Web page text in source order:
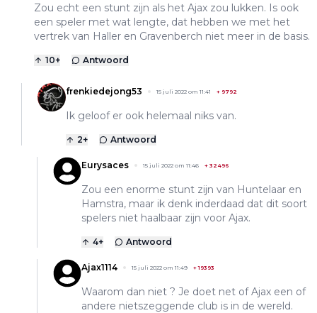
Zou echt een stunt zijn als het Ajax zou lukken. Is ook
een speler met wat lengte, dat hebben we met het
vertrek van Haller en Gravenberch niet meer in de basis.
10+ Antwoord
frenkiedejong53 15 juli 2022 om 11:41 + 9792
Ik geloof er ook helemaal niks van.
2+ Antwoord
Eurysaces 15 juli 2022 om 11:46 + 32496
Zou een enorme stunt zijn van Huntelaar en
Hamstra, maar ik denk inderdaad dat dit soort
spelers niet haalbaar zijn voor Ajax.
4+ Antwoord
Ajax1114 15 juli 2022 om 11:49 +19393
Waarom dan niet ? Je doet net of Ajax een of
andere nietszeggende club is in de wereld.